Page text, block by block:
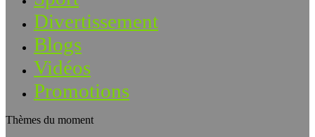
Divertissement
Blogs
Vidéos
Promotions
Thèmes du moment